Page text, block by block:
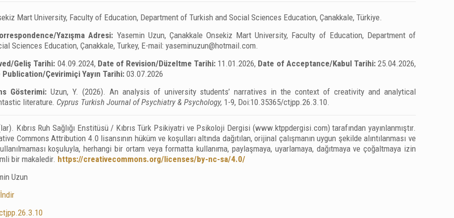
Mart University, Faculty of Education, Department of Turkish and Social Sciences Education, Çanakkale, Türkiye.
Yazışma Adresi: Yasemin Uzun, Çanakkale Onsekiz Mart University, Faculty of Education, Department of
Sciences Education, Çanakkale, Turkey, E-mail: yaseminuzun@hotmail.com
Geliş Tarihi: 04.09.2024, Date of Revision/Düzeltme Tarihi: 11.01.2026, Date of Acceptance/Kabul Tarihi:25.04.2026,
Çevirimiçi Yayın Tarihi: 03.07.2026
Gösterimi:Uzun, Y. (2026). An analysis of university students’ narratives in the context of creativity and analytical
literature . Cyprus Turkish Journal of Psychiatry & Psychology, 1-9, Doi:10.35365/ctjpp.26.3.10.
Kıbrıs Ruh Sağlığı Enstitüsü / Kıbrıs Türk Psikiyatri ve Psikoloji Dergisi (www.ktppdergisi.com) tarafından yayınlanmıştır.
Commons Attribution 4.0 lisansının hüküm ve koşulları altında dağıtılan, orijinal çalışmanın uygun şekilde alıntılanması ve
koşuluyla, herhangi bir ortam veya formatta kullanıma, paylaşmaya, uyarlamaya, dağıtmaya ve çoğaltmaya izin
bir makaledir. https://creativecommons.org/licenses/by-nc-sa/4.0/
Uzun